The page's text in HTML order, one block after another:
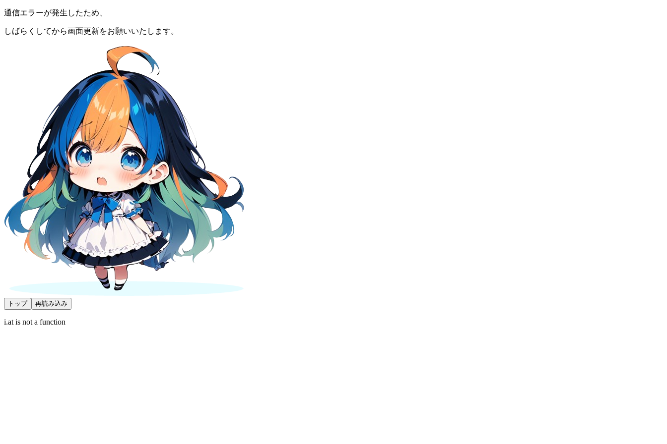
通信エラーが発生したため、
しばらくしてから画面更新をお願いいたします。
トップ 再読み込み
i.at is not a function